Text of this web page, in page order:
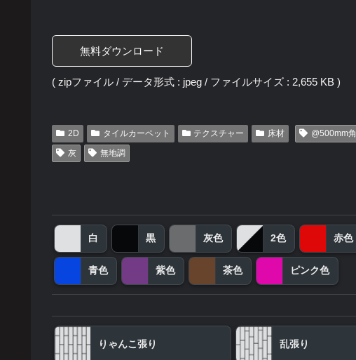
無料ダウンロード
( zipファイル / データ形式 : jpeg / ファイルサイズ : 2,655 KB )
2D タイルカーペット テクスチャー 床材 @500mm角
灰
無地調
白 黒 灰色 2色 赤色
青色 紫色 茶色 ピンク色
りゃんこ張り 乱張り